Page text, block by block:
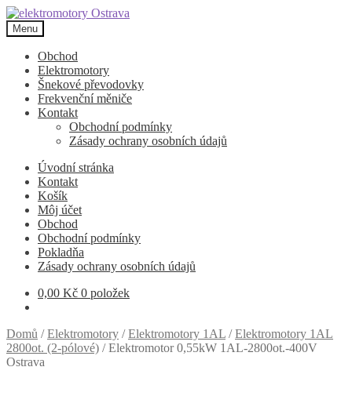
Přeskočit
na
navigaci
Přejít
k
obsahu
webu
Menu
Obchod
Elektromotory
Šnekové převodovky
Frekvenční měniče
Kontakt
Obchodní podmínky
Zásady ochrany osobních údajů
Úvodní stránka
Kontakt
Košík
Môj účet
Obchod
Obchodní podmínky
Pokladňa
Zásady ochrany osobních údajů
0,00 Kč 0 položek
Domů /Elektromotory /Elektromotory 1AL /Elektromotory 1AL
2800ot. (2-pólové) /Elektromotor 0,55kW 1AL-2800ot.-400V
Ostrava